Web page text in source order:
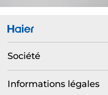
Société
Informations légales